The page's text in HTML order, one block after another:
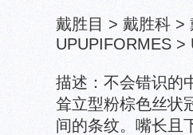
戴胜目 > 戴胜科 >
UPUPIFORMES >
描述：不会错识的
耸立型粉棕色丝状
间的条纹。嘴长且